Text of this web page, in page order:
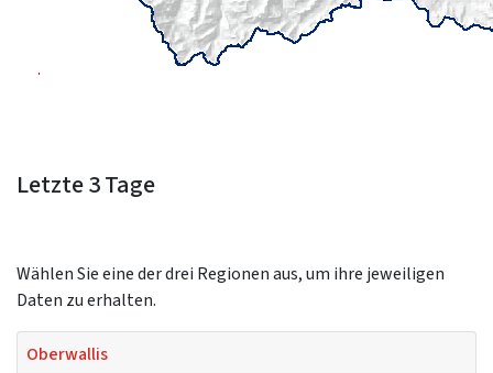
Letzte 3 Tage
Wählen Sie eine der drei Regionen aus, um ihre jeweiligen
Daten zu erhalten.
Oberwallis